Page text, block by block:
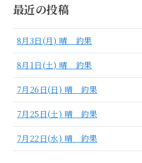
最近の投稿
8月3日(月) 晴 釣果
8月1日(土) 晴 釣果
7月26日(日) 晴 釣果
7月25日(土) 晴 釣果
7月22日(水) 晴 釣果